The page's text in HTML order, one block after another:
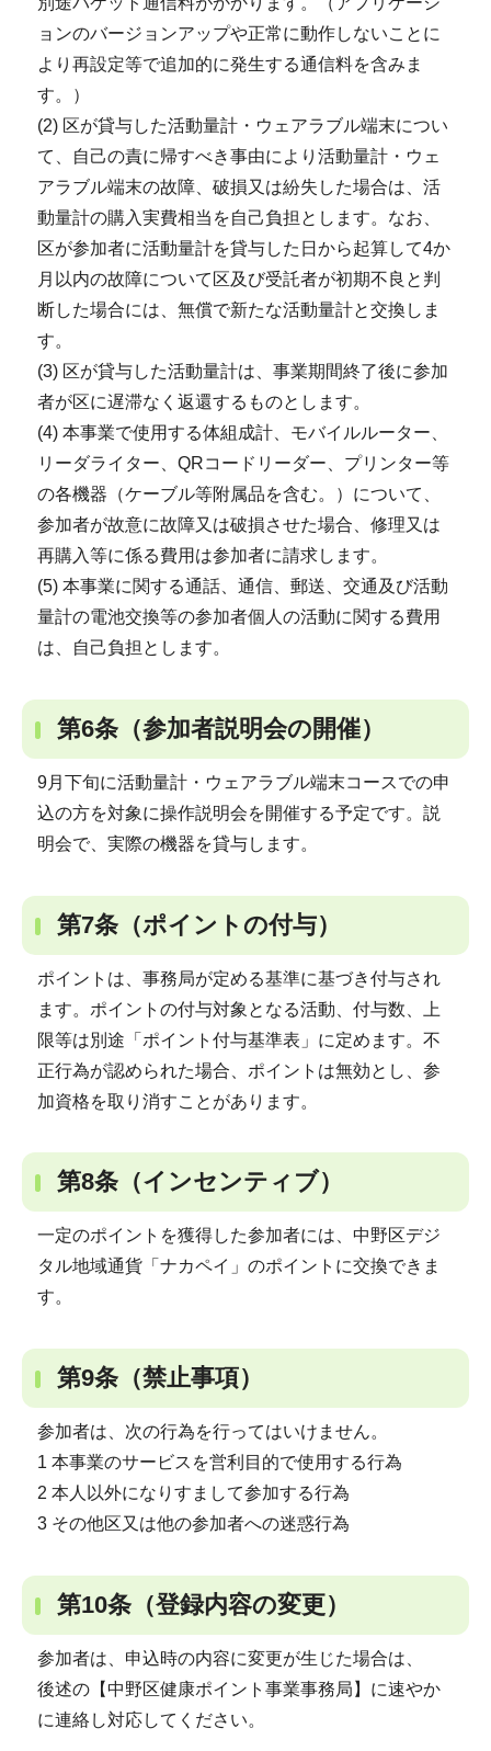
ョンのバージョンアップや正常に動作しないことに
より再設定等で追加的に発生する通信料を含みま
す。）
(2) 区が貸与した活動量計・ウェアラブル端末につい
て、自己の責に帰すべき事由により活動量計・ウェ
アラブル端末の故障、破損又は紛失した場合は、活
動量計の購入実費相当を自己負担とします。なお、
区が参加者に活動量計を貸与した日から起算して4か
月以内の故障について区及び受託者が初期不良と判
断した場合には、無償で新たな活動量計と交換しま
す。
(3) 区が貸与した活動量計は、事業期間終了後に参加
者が区に遅滞なく返還するものとします。
(4) 本事業で使用する体組成計、モバイルルーター、
リーダライター、QRコードリーダー、プリンター等
の各機器（ケーブル等附属品を含む。）について、
参加者が故意に故障又は破損させた場合、修理又は
再購入等に係る費用は参加者に請求します。
(5) 本事業に関する通話、通信、郵送、交通及び活動
量計の電池交換等の参加者個人の活動に関する費用
は、自己負担とします。
第6条（参加者説明会の開催）
9月下旬に活動量計・ウェアラブル端末コースでの申
込の方を対象に操作説明会を開催する予定です。説
明会で、実際の機器を貸与します。
第7条（ポイントの付与）
ポイントは、事務局が定める基準に基づき付与され
ます。ポイントの付与対象となる活動、付与数、上
限等は別途「ポイント付与基準表」に定めます。不
正行為が認められた場合、ポイントは無効とし、参
加資格を取り消すことがあります。
第8条（インセンティブ）
一定のポイントを獲得した参加者には、中野区デジ
タル地域通貨「ナカペイ」のポイントに交換できま
す。
第9条（禁止事項）
参加者は、次の行為を行ってはいけません。
1 本事業のサービスを営利目的で使用する行為
2 本人以外になりすまして参加する行為
3 その他区又は他の参加者への迷惑行為
第10条（登録内容の変更）
参加者は、申込時の内容に変更が生じた場合は、
後述の【中野区健康ポイント事業事務局】に速やか
に連絡し対応してください。